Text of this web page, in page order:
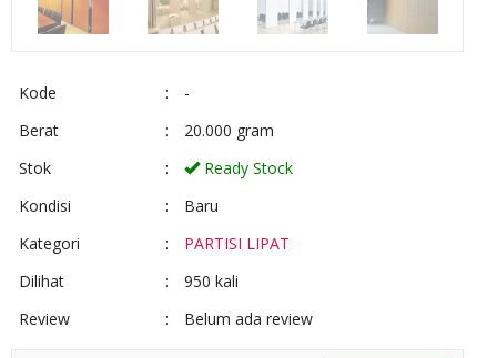
Kode :
-
Berat
:
20.000 gram
Stok
:
Ready Stock
Kondisi
:
Baru
Kategori
:
PARTISI LIPAT
Dilihat
:
950 kali
Review
: Belum ada review